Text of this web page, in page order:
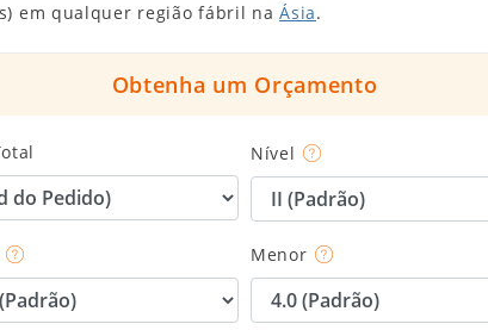
em qualquer região fábril naÁsia.
Obtenha um Orçamento
Nível
Menor